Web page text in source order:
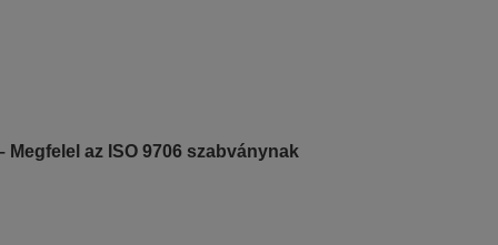
Megfelel az ISO 9706 szabványnak